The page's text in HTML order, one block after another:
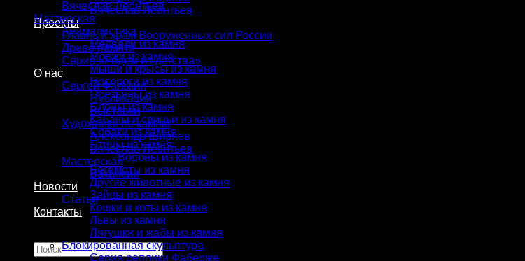
Вячеслав Леонтьев
Проекты
Главный храм Вооруженных сил России
Древо памяти
Серия «Родом из детства»
О нас
Сергей Фалькин
Публикации
Выставки
Художники по камню
Александр Ширяев
Вячеслав Леонтьев
Мастерская
Вакансии
Новости
Статьи
Контакты
Искать:
Вячеслав Леонтьев
Мастерская
Анималистика
Медведи из камня
Моржи из камня
Мыши и крысы из камня
Носороги из камня
Обезьяны из камня
Слоны из камня
Кабаны и свиньи из камня
Собаки из камня
Птицы из камня
Вороны из камня
Бегемоты из камня
Другие животные из камня
Зайцы из камня
Кошки и коты из камня
Львы из камня
Лягушки и жабы из камня
Блокированная скульптура
Серия реплики Фаберже